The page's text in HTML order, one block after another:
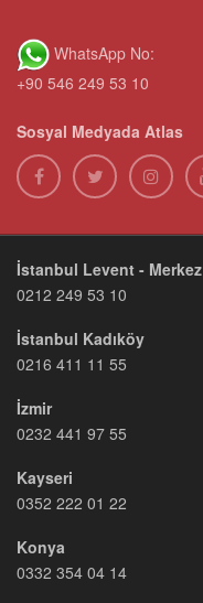
WhatsApp No:
+90 546 249 53 10
Sosyal Medyada Atlas
İstanbul Levent - Merkez
0212 249 53 10
İstanbul Kadıköy
0216 411 11 55
İzmir
0232 441 97 55
Kayseri
0352 222 01 22
Konya
0332 354 04 14